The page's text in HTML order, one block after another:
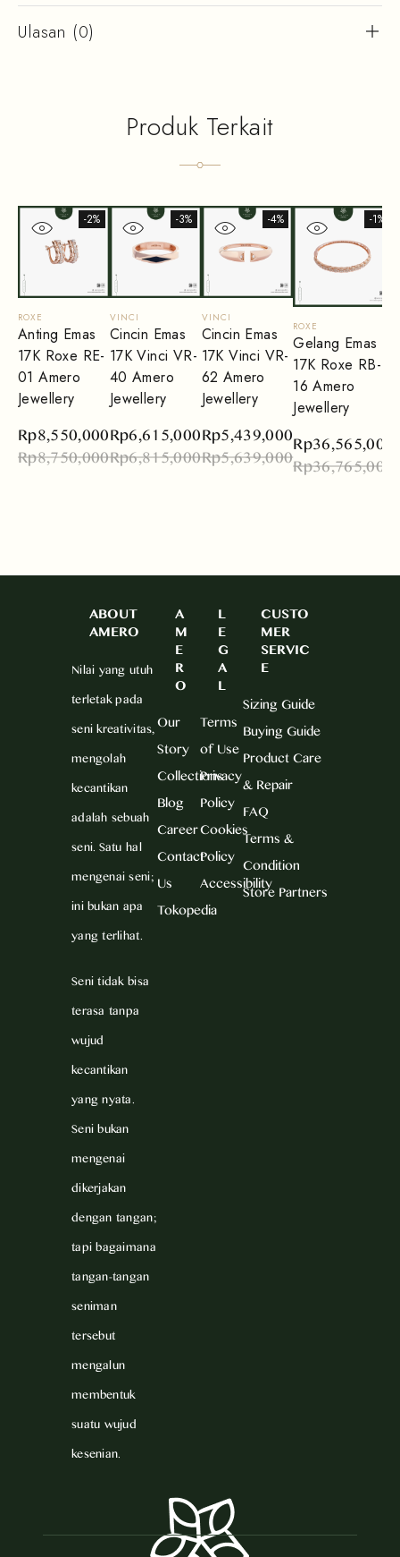
Ulasan (0)
Produk Terkait
-2%
ROXE
Anting Emas
17K Roxe RE-
01 Amero
Jewellery
Rp8,750,000
Rp8,550,000
-3%
VINCI
Cincin Emas
17K Vinci VR-
40 Amero
Jewellery
Rp6,815,000
Rp6,615,000
-4%
VINCI
Cincin Emas
17K Vinci VR-
62 Amero
Jewellery
Rp5,639,000
Rp5,439,000
-1%
ROXE
Gelang Emas
17K Roxe RB-
16 Amero
Jewellery
Rp36,765,000
Rp36,565,000
ABOUT
AMERO
Nilai yang utuh
terletak pada
seni kreativitas,
mengolah
kecantikan
adalah sebuah
seni. Satu hal
mengenai seni;
ini bukan apa
yang terlihat.
Seni tidak bisa
terasa tanpa
wujud
kecantikan
yang nyata.
Seni bukan
mengenai
dikerjakan
dengan tangan;
tapi bagaimana
tangan-tangan
seniman
tersebut
mengalun
membentuk
suatu wujud
kesenian.
A
M
E
R
O
Our
Story
Collections
Blog
Career
Contact
Us
Tokopedia
L
E
G
A
L
Terms
of Use
Privacy
Policy
Cookies
Policy
Accessibility
CUSTO
MER
SERVIC
E
Sizing Guide
Buying Guide
Product Care
& Repair
FAQ
Terms &
Condition
Store Partners